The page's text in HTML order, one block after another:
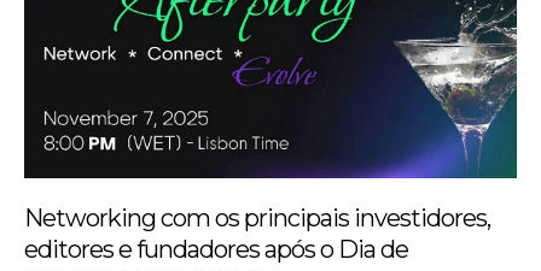
Networking com os principais investidores,
editores e fundadores após o Dia de